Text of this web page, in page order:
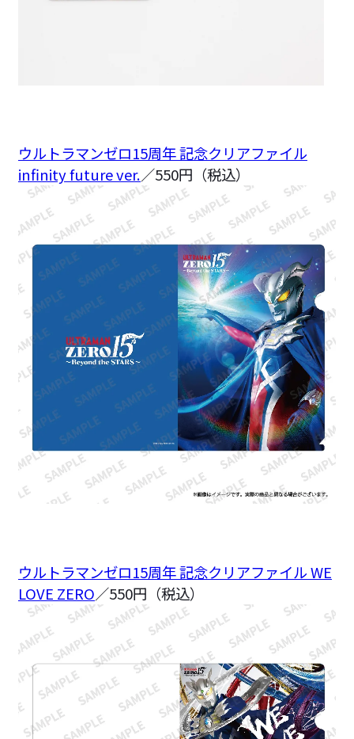
ウルトラマンゼロ15周年 記念クリアファイル
infinity future ver.／550円（税込）
ウルトラマンゼロ15周年 記念クリアファイル WE
LOVE ZERO／550円（税込）